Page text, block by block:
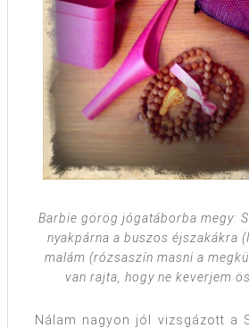
Barbie görög jógatáborba megy:
nyakpárna a buszos éjszakákra
malám (rózsaszín masni a
van rajta, hogy ne keverjem
Nálam nagyon jól vizsgázott a